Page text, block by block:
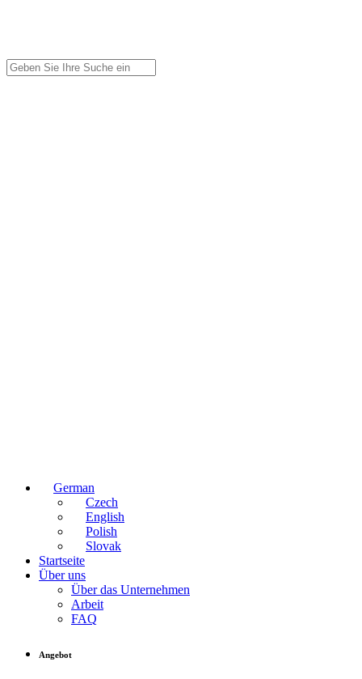
German
Czech
English
Polish
Slovak
Startseite
Über uns
Über das Unternehmen
Arbeit
FAQ
Angebot